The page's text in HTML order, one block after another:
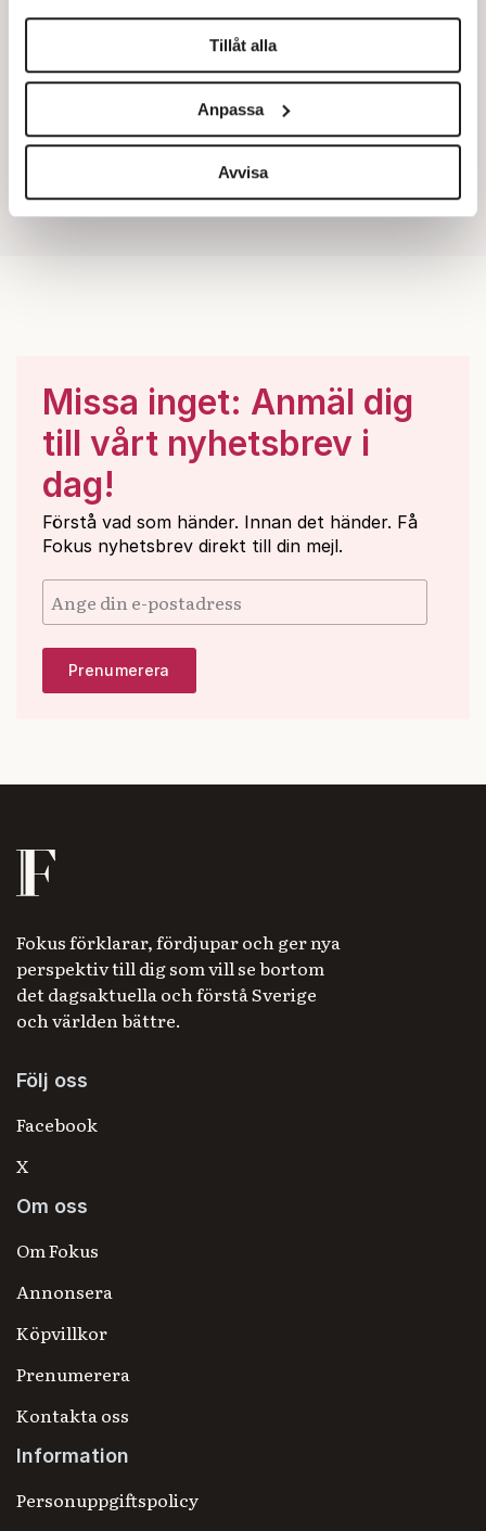
helst från cookie-förklaringen.
Vi använder enhetsidentifierare för att anpassa innehållet
för sociala medier och analysera vår trafik. Vi
vidarebefordrar även sådana identifierare och annan
information från din enhet till de sociala medier och
annons- och analysföretag som vi samarbetar med.
Tillåt alla
Anpassa
Avvisa
Missa inget: Anmäl dig
till vårt nyhetsbrev i
dag!
Förstå vad som händer. Innan det händer. Få
Fokus nyhetsbrev direkt till din mejl.
Fokus förklarar, fördjupar och ger nya
perspektiv till dig som vill se bortom
det dagsaktuella och förstå Sverige
och världen bättre.
Följ oss
Facebook
X
Om oss
Om Fokus
Annonsera
Köpvillkor
Prenumerera
Kontakta oss
Information
Personuppgiftspolicy